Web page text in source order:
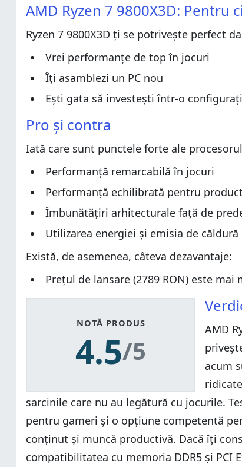
Verdict
Despachetarea procesorului AMD Ryzen 7
Specificații hardware
Experiența de utilizare a procesorului AMD Ryzen
AMD Ryzen 7 9800X3D vs. Ryzen 7 7800X3D
Benchmarkuri de gaming
Temperatura și consumul de energie electrică
Pro și contra
Verdict
Despachetarea procesorului AMD Ryzen 7
Specificații hardware
Experiența de utilizare a procesorului AMD Ryzen
AMD Ryzen 7 9800X3D vs. Ryzen 7 7800X3D
Benchmarkuri de productivitate
Benchmarkuri de gaming
Temperatura și consumul de energie electrică
Ce părere ai despre AMD Ryzen 7 9800X3D?
AMD Ryzen 7 9800X3D: Pentru
Ryzen 7 9800X3D ți se potrivește perfect
Vrei performanțe de top în jocuri
Îți asamblezi un PC nou
Ești gata să investești într-o
Pro și contra
Iată care sunt punctele forte ale
Performanță remarcabilă în jocuri
Performanță echilibrată pentru
Îmbunătățiri arhitecturale față de
Utilizarea energiei și emisia de
Există, de asemenea, câteva dezavantaje:
Prețul de lansare (2789 RON) este
NOTĂ PRODUS
4.5/5
AMD
acum
sarcinile care nu au legătură cu jocurile.
pentru gameri și o opțiune competentă
conținut și muncă productivă. Dacă îți
compatibilitatea cu memoria DDR5 și PCI